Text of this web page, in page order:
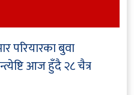
परियारका बुवा
आज हुँदै२८ चैत्र